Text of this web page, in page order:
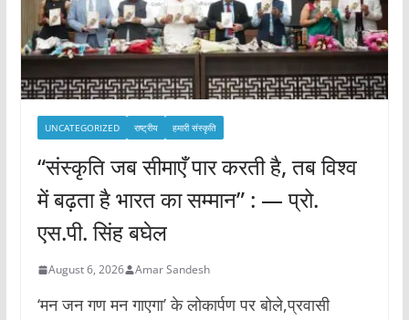
UNCATEGORIZED राष्ट्रीय हमारी संस्कृति
“संस्कृति जब सीमाएँ पार करती है, तब विश्व
में बढ़ता है भारत का सम्मान” : — प्रो.
एस.पी. सिंह बघेल
August 6, 2026 Amar Sandesh
‘मन जन गण मन गाएगा’ के लोकार्पण पर बोले,प्रवासी